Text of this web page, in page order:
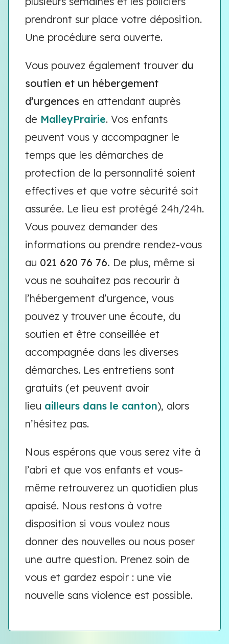
prendront sur place votre déposition.
Une procédure sera ouverte.
Vous pouvez également trouver du
soutien et un hébergement
d’urgences en attendant auprès
de MalleyPrairie. Vos enfants
peuvent vous y accompagner le
temps que les démarches de
protection de la personnalité soient
effectives et que votre sécurité soit
assurée. Le lieu est protégé 24h/24h.
Vous pouvez demander des
informations ou prendre rendez-vous
au 021 620 76 76. De plus, même si
vous ne souhaitez pas recourir à
l’hébergement d’urgence, vous
pouvez y trouver une écoute, du
soutien et être conseillée et
accompagnée dans les diverses
démarches. Les entretiens sont
gratuits (et peuvent avoir
lieu ailleurs dans le canton), alors
n’hésitez pas.
Nous espérons que vous serez vite à
l’abri et que vos enfants et vous-
même retrouverez un quotidien plus
apaisé. Nous restons à votre
disposition si vous voulez nous
donner des nouvelles ou nous poser
une autre question. Prenez soin de
vous et gardez espoir : une vie
nouvelle sans violence est possible.